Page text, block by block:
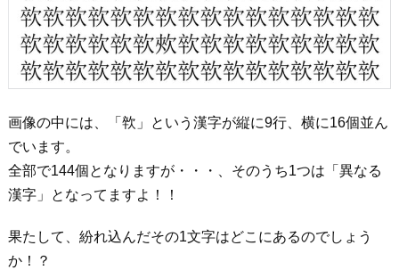
画像の中には、「㰵」という漢字が縦に9行、横に16個並ん
でいます。
全部で144個となりますが・・・、そのうち1つは「異なる
漢字」となってますよ！！
果たして、紛れ込んだその1文字はどこにあるのでしょう
か！？